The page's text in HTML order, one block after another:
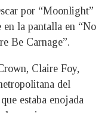
por “Moonlight”
en la pantalla en “No
Be Carnage”.
Claire Foy,
del
estaba enojada